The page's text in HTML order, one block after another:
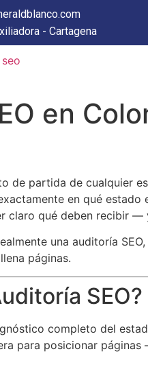
- Cartagena
en
de partida de cualquier
en qué
claro qué deben recibir —
una auditoría
páginas.
SEO?
completo del
para posicionar